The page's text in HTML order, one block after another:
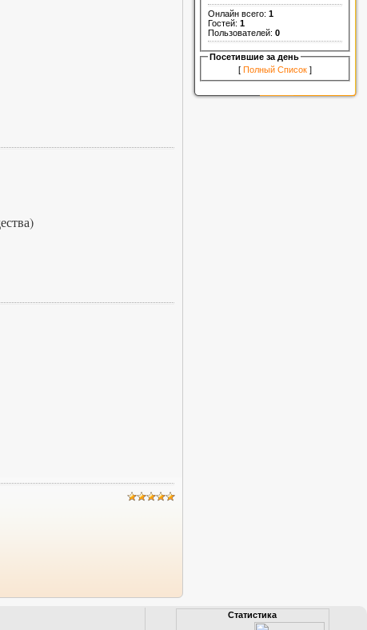
Онлайн всего: 1
Гостей: 1
Пользователей: 0
Посетившие за день
[ Полный Список ]
Статистика